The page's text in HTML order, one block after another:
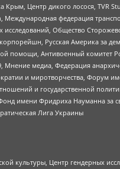
Центр дикого лосося,
федерация
Общество
Русская Америка за
Антивоенный комитет
медиа, Федерация
и миротворчества, Форум
и государственной
имени Фридриха Науманна за
Лига Украины
культуры, Центр гендерных